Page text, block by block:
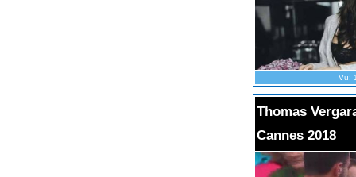
Vu:
Thomas
Cannes 2018